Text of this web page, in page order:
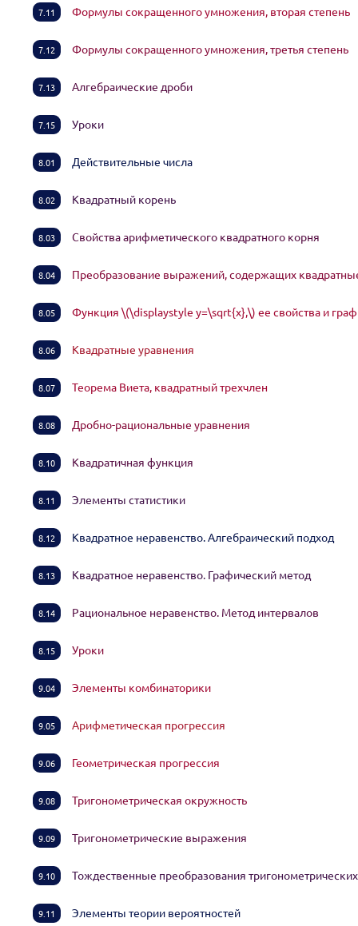
7.11 Формулы сокращенного умножения, вторая степень
7.12 Формулы сокращенного умножения, третья степень
7.13 Алгебраические дроби
7.15 Уроки
8.01 Действительные числа
8.02 Квадратный корень
8.03 Свойства арифметического квадратного корня
8.04 Преобразование выражений, содержащих
8.05 Функция \(\displaystyle y=\sqrt{x},\) ее свойства и
8.06 Квадратные уравнения
8.07 Теорема Виета, квадратный трехчлен
8.08 Дробно-рациональные уравнения
8.10 Квадратичная функция
8.11 Элементы статистики
8.12 Квадратное неравенство. Алгебраический подход
8.13 Квадратное неравенство. Графический метод
8.14 Рациональное неравенство. Метод интервалов
8.15 Уроки
9.04 Элементы комбинаторики
9.05 Арифметическая прогрессия
9.06 Геометрическая прогрессия
9.08 Тригонометрическая окружность
9.09 Тригонометрические выражения
9.10 Тождественные преобразования
9.11 Элементы теории вероятностей